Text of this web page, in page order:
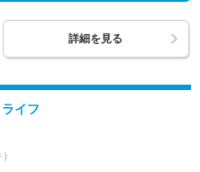
詳細を見る
イフ